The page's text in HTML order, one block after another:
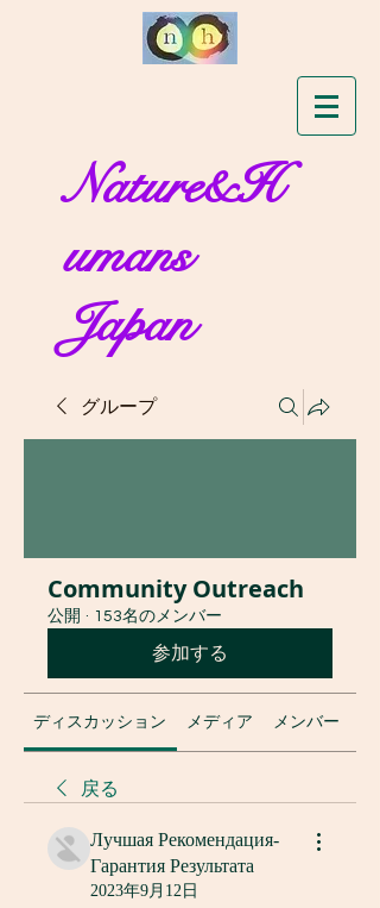
Nature&H
umans
Japan
グループ
Community Outreach
公開 · 153名のメンバー
参加する
ディスカッション メディア メンバー
戻る
Лучшая Рекомендация-
Гарантия Результата
2023年9月12日